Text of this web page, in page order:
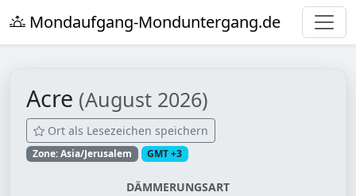
Mondaufgang-Monduntergang.de
Acre (August 2026)
Ort als Lesezeichen speichern
Zone: Asia/Jerusalem GMT +3
DÄMMERUNGSART